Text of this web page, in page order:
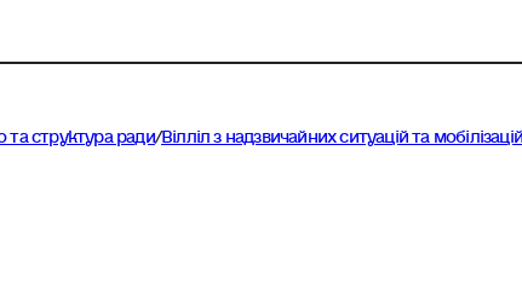
та структура ради/Вілліл з надзвичайних ситуацій та